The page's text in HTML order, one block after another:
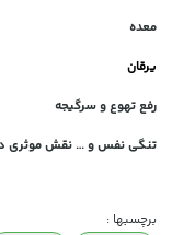
معده
یرقان
رفع تهوع و سرگیجه
تنگی نفس و … نقش موثری
برچسبها :